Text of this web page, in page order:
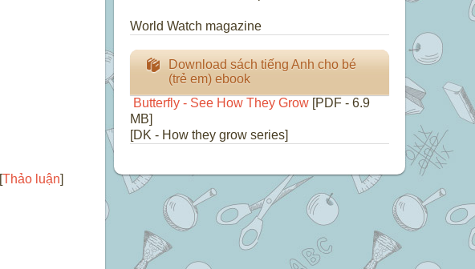
[Thảo luận]
World Watch magazine
Download sách tiếng Anh cho bé
(trẻ em) ebook
Butterfly - See How They Grow [PDF - 6.9
MB]
[DK - How they grow series]